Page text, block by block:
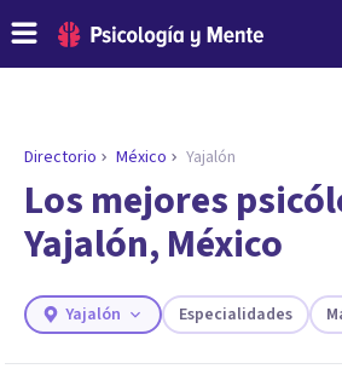
ENCONTRAR MI TERAPEUTA
¿Necesitas ayuda para
psicólogo adecuado?
Responde a unas breves preguntas
necesidades.
Directorio México Yajalón
Los mejores
Yajalón, México
Yajalón Especialidades